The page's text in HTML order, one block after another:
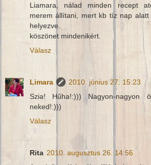
Liamara, nálad minden recept
merem állítani, mert kb tíz nap
helyezve.
köszönet mindenikért.
Válasz
Limara
2010. június 27. 15:23
Szia! Hűha!:))) Nagyon-nagyon
neked!:)))
Válasz
Rita 2010. augusztus 26. 14:56